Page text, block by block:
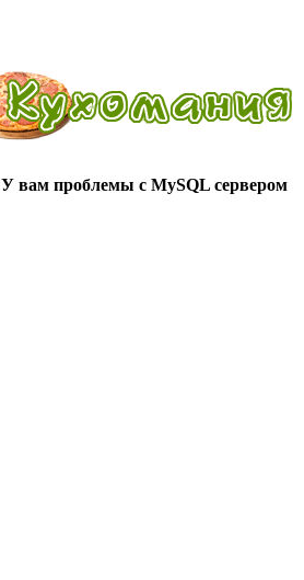
У вам проблемы с MySQL сервером